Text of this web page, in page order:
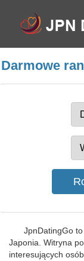
Darmowe
JpnDatingGo
Japonia. Witryna
interesujących